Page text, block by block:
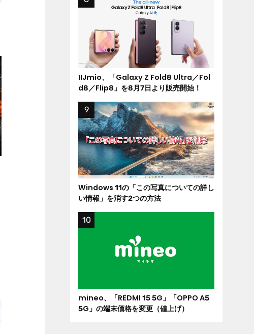
IIJmio、「Galaxy Z Fold8 Ultra／Fol
d8／Flip8」を8月7日より販売開始！
Windows 11の「この写真についての詳し
い情報」を消す2つの方法
mineo、「REDMI 15 5G」「OPPO A5
5G」の端末価格を変更（値上げ）